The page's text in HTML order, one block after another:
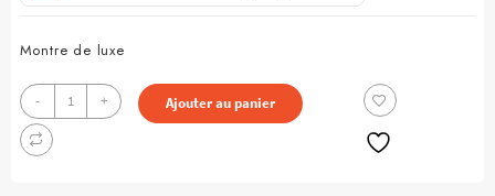
Montre de luxe
-
quantité
de
Montre
+ Ajouter au panier